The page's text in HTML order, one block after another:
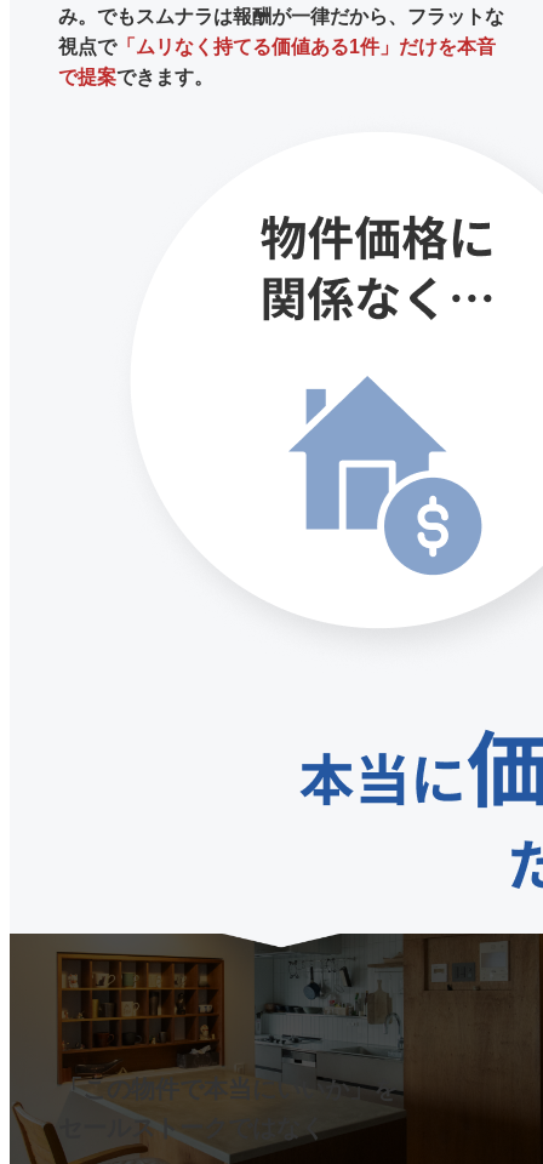
み。 でもスムナラは報酬が一律だから、フラットな
視点で「ムリなく持てる価値ある1件」だけを本音
で提案できます。
「この物件で本当にいいか」を
セールストークではなく